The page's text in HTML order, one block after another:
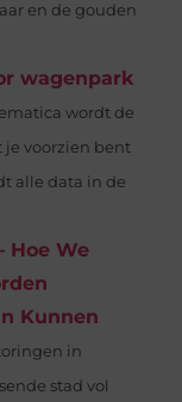
en de gouden
wagenpark
wordt de
je voorzien bent
alle data in de
Hoe We
Kunnen
in
stad vol